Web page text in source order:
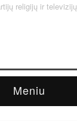
religijų ir televizijų
Meniu